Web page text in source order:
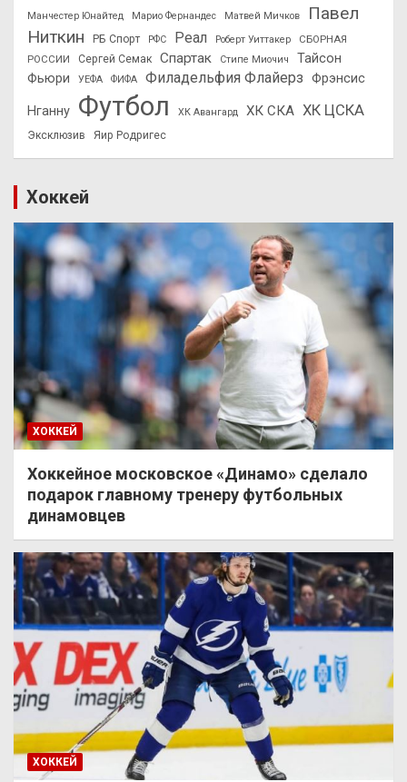
Манчестер Юнайтед Марио Фернандес Матвей Мичков
Павел
Ниткин
РБ Спорт РФС Реал Роберт Уиттакер
СБОРНАЯ
РОССИИ
Сергей Семак Спартак Стипе Миочич
Тайсон
Фьюри
УЕФА ФИФА Филадельфия Флайерз Фрэнсис
Нганну Футбол ХК Авангард ХК СКА ХК ЦСКА
Эксклюзив Яир Родригес
Хоккей
ХОККЕЙ
Хоккейное московское «Динамо» сделало
подарок главному тренеру футбольных
динамовцев
ХОККЕЙ